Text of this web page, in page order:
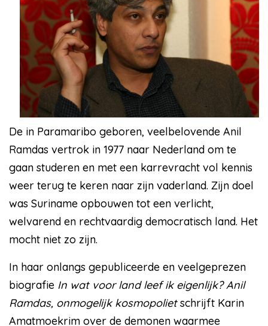
De in Paramaribo geboren, veelbelovende Anil
Ramdas vertrok in 1977 naar Nederland om te
gaan studeren en met een karrevracht vol kennis
weer terug te keren naar zijn vaderland. Zijn doel
was Suriname opbouwen tot een verlicht,
welvarend en rechtvaardig democratisch land. Het
mocht niet zo zijn.
In haar onlangs gepubliceerde en veelgeprezen
biografie In wat voor land leef ik eigenlijk? Anil
Ramdas, onmogelijk kosmopolietschrijft Karin
Amatmoekrim over de demonen waarmee